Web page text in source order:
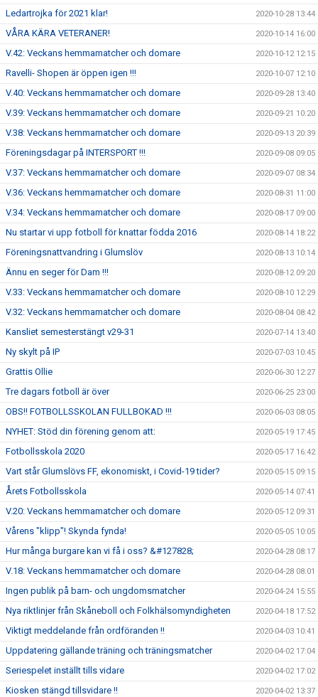
Ledartrojka för 2021 klar! 2020-10-28 13:44
VÅRA KÄRA VETERANER! 2020-10-14 16:00
V.42: Veckans hemmamatcher och domare 2020-10-12 12:15
Ravelli- Shopen är öppen igen !!! 2020-10-07 12:10
V.40: Veckans hemmamatcher och domare 2020-09-28 13:40
V.39: Veckans hemmamatcher och domare 2020-09-21 10:20
V.38: Veckans hemmamatcher och domare 2020-09-13 20:39
Föreningsdagar på INTERSPORT !!! 2020-09-08 09:05
V.37: Veckans hemmamatcher och domare 2020-09-07 08:34
V.36: Veckans hemmamatcher och domare 2020-08-31 11:00
V.34: Veckans hemmamatcher och domare 2020-08-17 09:00
Nu startar vi upp fotboll för knattar födda 2016 2020-08-14 18:22
Föreningsnattvandring i Glumslöv 2020-08-13 10:14
Ännu en seger för Dam !!! 2020-08-12 09:20
V.33: Veckans hemmamatcher och domare 2020-08-10 12:29
V.32: Veckans hemmamatcher och domare 2020-08-04 08:42
Kansliet semesterstängt v29-31 2020-07-14 13:40
Ny skylt på IP 2020-07-03 10:45
Grattis Ollie 2020-06-30 12:27
Tre dagars fotboll är över 2020-06-25 23:00
OBS!! FOTBOLLSSKOLAN FULLBOKAD !!! 2020-06-03 08:05
NYHET: Stöd din förening genom att: 2020-05-19 17:45
Fotbollsskola 2020 2020-05-17 16:42
Vart står Glumslövs FF, ekonomiskt, i Covid-19 tider? 2020-05-15 09:15
Årets Fotbollsskola 2020-05-14 07:41
V.20: Veckans hemmamatcher och domare 2020-05-12 09:31
Vårens "klipp"! Skynda fynda! 2020-05-05 10:05
Hur många burgare kan vi få i oss? &#127828; 2020-04-28 08:17
V.18: Veckans hemmamatcher och domare 2020-04-28 08:01
Ingen publik på barn- och ungdomsmatcher 2020-04-24 15:55
Nya riktlinjer från Skåneboll och Folkhälsomyndigheten 2020-04-18 17:52
Viktigt meddelande från ordföranden !! 2020-04-03 10:41
Uppdatering gällande träning och träningsmatcher 2020-04-02 17:04
Seriespelet inställt tills vidare 2020-04-02 17:02
Kiosken stängd tillsvidare !! 2020-04-02 13:37